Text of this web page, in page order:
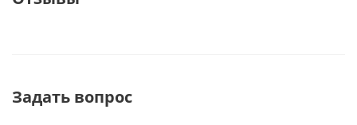
Задать вопрос